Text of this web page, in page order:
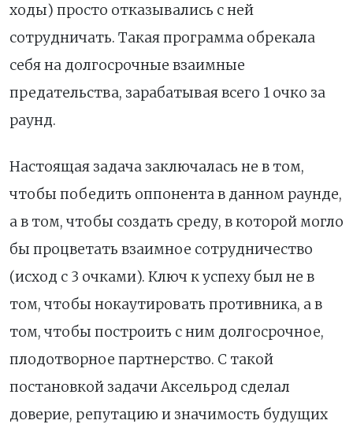
ходы) просто отказывались с ней
сотрудничать. Такая программа обрекала
себя на долгосрочные взаимные
предательства, зарабатывая всего 1 очко за
раунд.
Настоящая задача заключалась не в том,
чтобы победить оппонента в данном раунде,
а в том, чтобы создать среду, в которой могло
бы процветать взаимное сотрудничество
(исход с 3 очками). Ключ к успеху был не в
том, чтобы нокаутировать противника, а в
том, чтобы построить с ним долгосрочное,
плодотворное партнерство. С такой
постановкой задачи Аксельрод сделал
доверие, репутацию и значимость будущих